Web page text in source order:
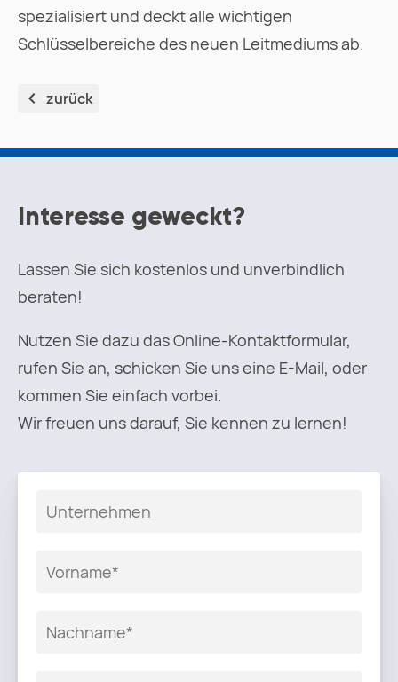
spezialisiert und deckt alle wichtigen
Schlüsselbereiche des neuen Leitmediums ab.
zurück
Interesse geweckt?
Lassen Sie sich kostenlos und unverbindlich
beraten!
Nutzen Sie dazu das Online-Kontaktformular,
rufen Sie an, schicken Sie uns eine E-Mail, oder
kommen Sie einfach vorbei.
Wir freuen uns darauf, Sie kennen zu lernen!